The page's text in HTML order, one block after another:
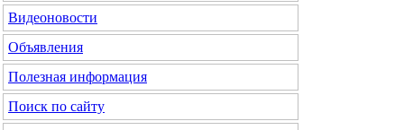
Видеоновости
Объявления
Полезная информация
Поиск по сайту